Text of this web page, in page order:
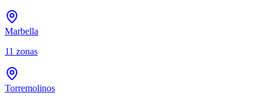
Marbella
11 zonas
Torremolinos